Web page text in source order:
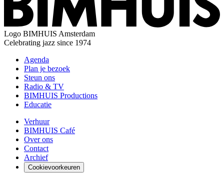
Logo BIMHUIS Amsterdam
Celebrating jazz since 1974
Agenda
Plan je bezoek
Steun ons
Radio & TV
BIMHUIS Productions
Educatie
Verhuur
BIMHUIS Café
Over ons
Contact
Archief
Cookievoorkeuren